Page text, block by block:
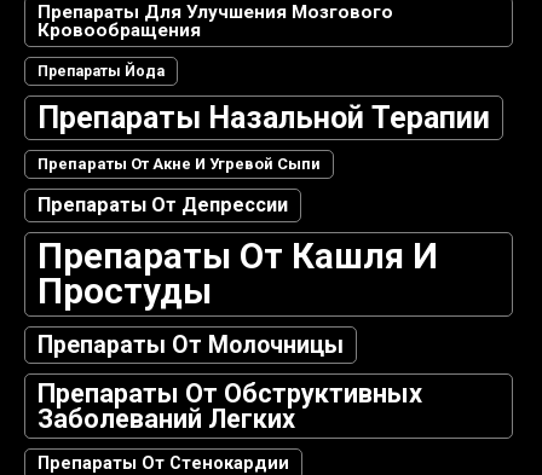
Препараты Для Улучшения Мозгового
Кровообращения
Препараты Йода
Препараты Назальной Терапии
Препараты От Акне И Угревой Сыпи
Препараты От Депрессии
Препараты От Кашля И
Простуды
Препараты От Молочницы
Препараты От Обструктивных
Заболеваний Легких
Препараты От Стенокардии